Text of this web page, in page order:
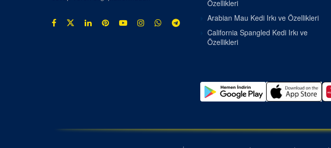
Özellikleri
Arabian Mau Kedi Irkı ve Özellikleri
California Spangled Kedi Irkı ve
Özellikleri